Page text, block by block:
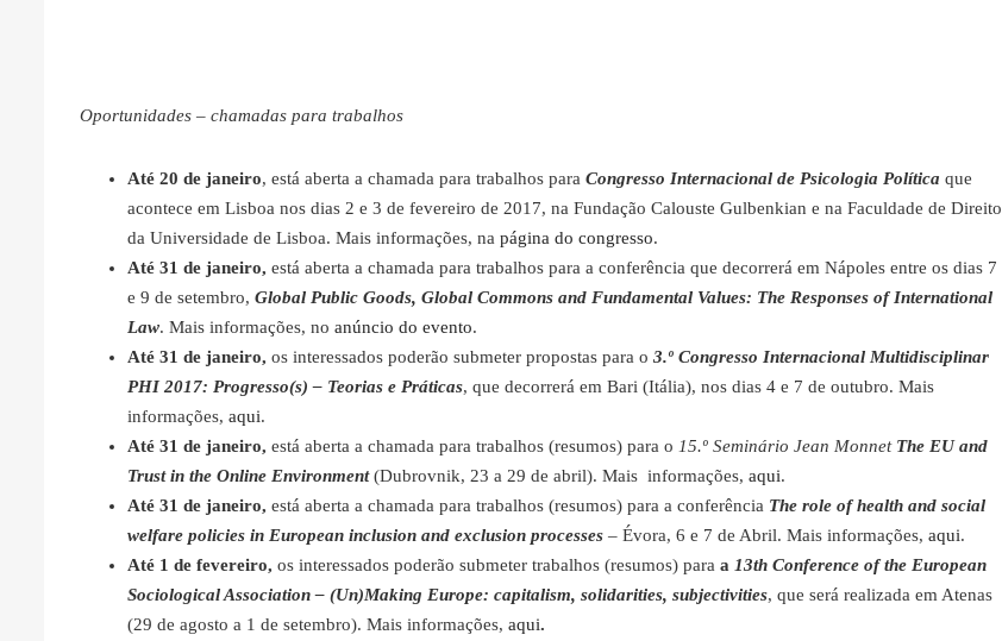
Oportunidades – chamadas para trabalhos
Até 20 de janeiro, está aberta a chamada para trabalhos para Congresso Internacional de Psicologia Política que
acontece em Lisboa nos dias 2 e 3 de fevereiro de 2017, na Fundação Calouste Gulbenkian e na Faculdade de Direito
da Universidade de Lisboa. Mais informações, na página do congresso.
Até 31 de janeiro, está aberta a chamada para trabalhos para a conferência que decorrerá em Nápoles entre os dias 7
e 9 de setembro, Global Public Goods, Global Commons and Fundamental Values: The Responses of International
Law. Mais informações, no anúncio do evento.
Até 31 de janeiro, os interessados poderão submeter propostas para o 3.º Congresso Internacional Multidisciplinar
PHI 2017: Progresso(s) – Teorias e Práticas, que decorrerá em Bari (Itália), nos dias 4 e 7 de outubro. Mais
informações, aqui.
Até 31 de janeiro, está aberta a chamada para trabalhos (resumos) para o 15.º Seminário Jean Monnet The EU and
Trust in the Online Environment(Dubrovnik, 23 a 29 de abril). Mais informações, aqui.
Até 31 de janeiro, está aberta a chamada para trabalhos (resumos) para a conferência The role of health and social
welfare policies in European inclusion and exclusion processes – Évora, 6 e 7 de Abril. Mais informações, aqui.
Até 1 de fevereiro, os interessados poderão submeter trabalhos (resumos) para a 13th Conference of the European
Sociological Association – (Un)Making Europe: capitalism, solidarities, subjectivities, que será realizada em Atenas
(29 de agosto a 1 de setembro). Mais informações, aqui.